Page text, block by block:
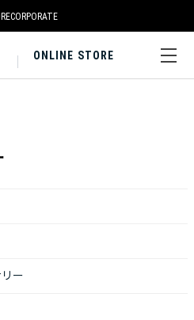
CORPORATE
ONLINE STORE
ー